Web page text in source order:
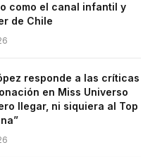
como el canal infantil y
de Chile
responde a las críticas
en Miss Universo
llegar, ni siquiera al Top